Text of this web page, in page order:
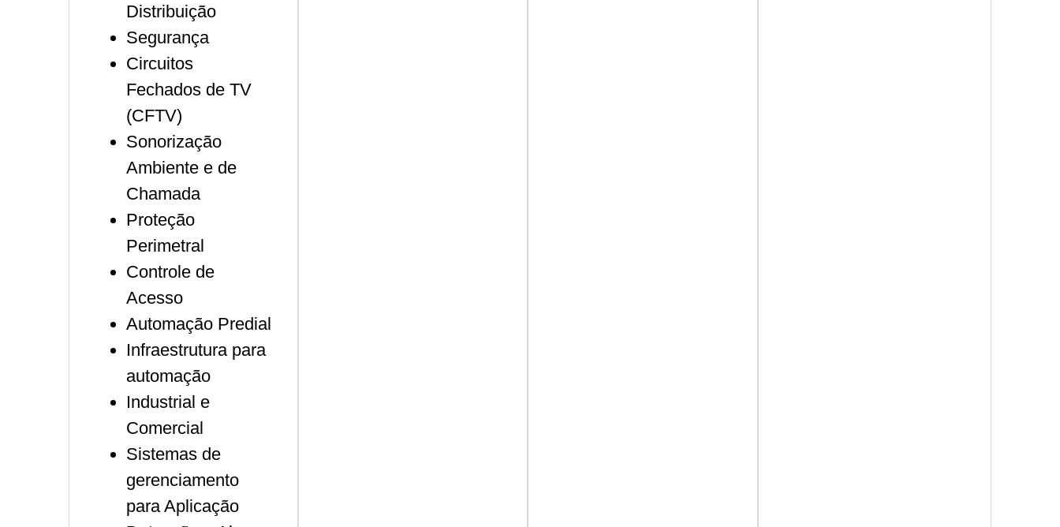
Distribuição
Segurança
Circuitos
Fechados de TV
(CFTV)
Sonorização
Ambiente e de
Chamada
Proteção
Perimetral
Controle de
Acesso
Automação Predial
Infraestrutura para
automação
Industrial e
Comercial
Sistemas de
gerenciamento
para Aplicação